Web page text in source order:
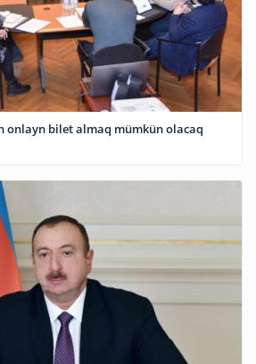
onlayn bilet almaq mümkün olacaq